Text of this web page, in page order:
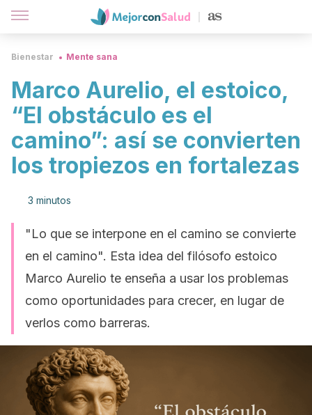
Bienestar Mente sana
Marco Aurelio, el estoico,
“El obstáculo es el
camino”: así se convierten
los tropiezos en fortalezas
3 minutos
"Lo que se interpone en el camino se convierte
en el camino". Esta idea del filósofo estoico
Marco Aurelio te enseña a usar los problemas
como oportunidades para crecer, en lugar de
verlos como barreras.